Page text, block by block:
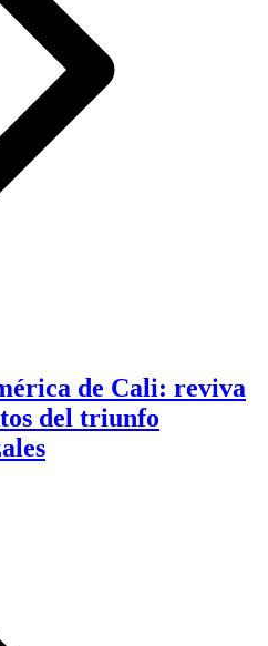
de Cali: reviva
del triunfo